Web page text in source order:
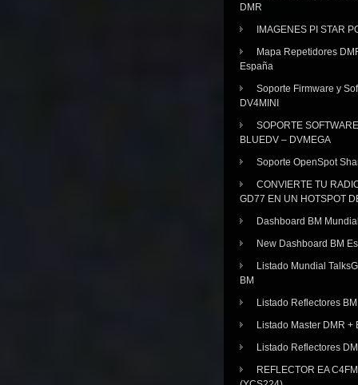
DMR
IMAGENES PI STAR
Mapa Repetidores
España
Soporte Firmware y
DV4MINI
SOPORTE SOFTWARE
BLUEDV – DVMEGA
Soporte OpenSpot
CONVIERTE TU
GD77 EN UN HOTSPOT
Dashboard BM
New Dashboard BM
Listado Mundial
BM
Listado Reflectores BM
Listado Master DMR +
Listado Reflectores
REFLECTOR EA